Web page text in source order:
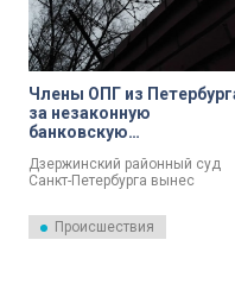
Члены ОПГ из
за незаконную
банковскую
млрд рублей получили 19
лет на троих
Дзержинский районный суд
Санкт-Петербурга вынес
признанным виновными в
незаконной банковской
Происшествия